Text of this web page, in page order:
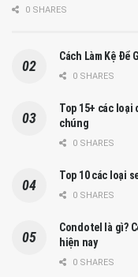
0 SHARES
Cách Làm Kệ Để
0 SHARES
Top 15+ các
chúng
0 SHARES
Top 10 các loại
0 SHARES
Condotel là gì?
hiện nay
0 SHARES